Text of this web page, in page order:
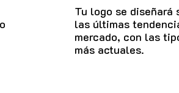
Tu logo se diseñará
las últimas
mercado, con las
más actuales.